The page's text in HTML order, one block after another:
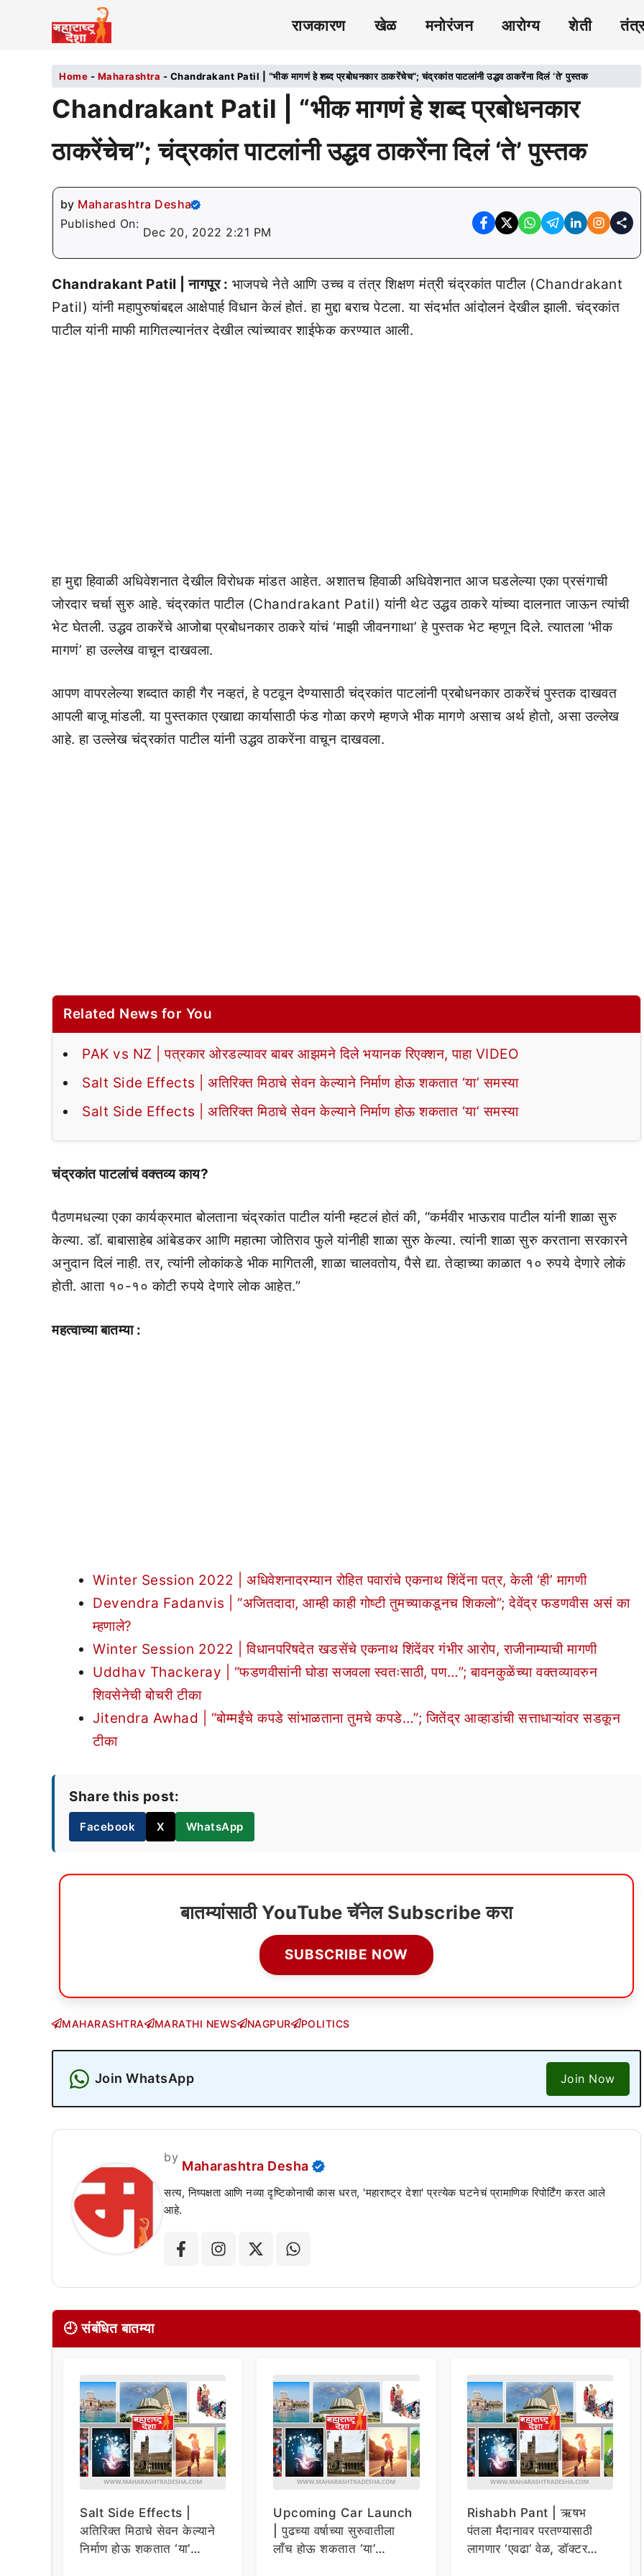
राजकारण खेळ मनोरंजन आरोग्य शेती
Home - Maharashtra - Chandrakant Patil | “भीक मागणं हे शब्द प्रबोधनकार ठाकरेंचेच”; चंद्रकांत पाटलांनी उद्धव ठाकरेंना दिलं ‘ते’ पुस्तक
Chandrakant Patil | “भीक मागणं हे शब्द प्रबोधनकार
ठाकरेंचेच”; चंद्रकांत पाटलांनी उद्धव ठाकरेंना दिलं ‘ते’ पुस्तक
by Maharashtra Desha
Published On:
Dec 20, 2022 2:21 PM
Chandrakant Patil | नागपूर : भाजपचे नेते आणि उच्च व तंत्र शिक्षण मंत्री चंद्रकांत पाटील (Chandrakant
Patil) यांनी महापुरुषांबद्दल आक्षेपार्ह विधान केलं होतं. हा मुद्दा बराच पेटला. या संदर्भात आंदोलनं देखील झाली. चंद्रकांत
पाटील यांनी माफी मागितल्यानंतर देखील त्यांच्यावर शाईफेक करण्यात आली.
हा मुद्दा हिवाळी अधिवेशनात देखील विरोधक मांडत आहेत. अशातच हिवाळी अधिवेशनात आज घडलेल्या एका प्रसंगाची
जोरदार चर्चा सुरु आहे. चंद्रकांत पाटील (Chandrakant Patil) यांनी थेट उद्धव ठाकरे यांच्या दालनात जाऊन त्यांची
भेट घेतली. उद्धव ठाकरेंचे आजोबा प्रबोधनकार ठाकरे यांचं ‘माझी जीवनगाथा’ हे पुस्तक भेट म्हणून दिले. त्यातला ‘भीक
मागणं’ हा उल्लेख वाचून दाखवला.
आपण वापरलेल्या शब्दात काही गैर नव्हतं, हे पटवून देण्यासाठी चंद्रकांत पाटलांनी प्रबोधनकार ठाकरेंचं पुस्तक दाखवत
आपली बाजू मांडली. या पुस्तकात एखाद्या कार्यासाठी फंड गोळा करणे म्हणजे भीक मागणे असाच अर्थ होतो, असा उल्लेख
आहे. हा उल्लेख चंद्रकांत पाटील यांनी उद्धव ठाकरेंना वाचून दाखवला.
Related News for You
PAK vs NZ | पत्रकार ओरडल्यावर बाबर आझमने दिले भयानक रिएक्शन, पाहा VIDEO
Salt Side Effects | अतिरिक्त मिठाचे सेवन केल्याने निर्माण होऊ शकतात ‘या’ समस्या
Salt Side Effects | अतिरिक्त मिठाचे सेवन केल्याने निर्माण होऊ शकतात ‘या’ समस्या
चंद्रकांत पाटलांचं वक्तव्य काय?
पैठणमधल्या एका कार्यक्रमात बोलताना चंद्रकांत पाटील यांनी म्हटलं होतं की, “कर्मवीर भाऊराव पाटील यांनी शाळा सुरु
केल्या. डॉ. बाबासाहेब आंबेडकर आणि महात्मा जोतिराव फुले यांनीही शाळा सुरु केल्या. त्यांनी शाळा सुरु करताना सरकारने
अनुदान दिलं नाही. तर, त्यांनी लोकांकडे भीक मागितली, शाळा चालवतोय, पैसे द्या. तेव्हाच्या काळात १० रुपये देणारे लोकं
होती. आता १०-१० कोटी रुपये देणारे लोक आहेत.”
महत्वाच्या बातम्या :
Winter Session 2022 | अधिवेशनादरम्यान रोहित पवारांचे एकनाथ शिंदेंना पत्र, केली ‘ही’ मागणी
Devendra Fadanvis | “अजितदादा, आम्ही काही गोष्टी तुमच्याकडूनच शिकलो”; देवेंद्र फडणवीस असं का
म्हणाले?
Winter Session 2022 | विधानपरिषदेत खडसेंचे एकनाथ शिंदेंवर गंभीर आरोप, राजीनाम्याची मागणी
Uddhav Thackeray | “फडणवीसांनी घोडा सजवला स्वतःसाठी, पण…”; बावनकुळेंच्या वक्तव्यावरुन
शिवसेनेची बोचरी टीका
Jitendra Awhad | “बोम्मईंचे कपडे सांभाळताना तुमचे कपडे…”; जितेंद्र आव्हाडांची सत्ताधाऱ्यांवर सडकून
टीका
Share this post:
Facebook X WhatsApp
बातम्यांसाठी YouTube चॅनेल Subscribe करा
SUBSCRIBE NOW
MAHARASHTRA MARATHI NEWS NAGPUR POLITICS
Join WhatsApp Join Now
by
Maharashtra Desha
सत्य, निष्पक्षता आणि नव्या दृष्टिकोनाची कास धरत, 'महाराष्ट्र देशा' प्रत्येक घटनेचं प्रामाणिक रिपोर्टिंग करत आले
आहे.
🕘 संबंधित बातम्या
Salt Side Effects |
अतिरिक्त मिठाचे सेवन केल्याने
निर्माण होऊ शकतात ‘या’
Upcoming Car Launch
| पुढच्या वर्षाच्या सुरुवातीला
लाँच होऊ शकतात ‘या’
Rishabh Pant | ऋषभ
पंतला मैदानावर परतण्यासाठी
लागणार ‘एवढा’ वेळ, डॉक्टर